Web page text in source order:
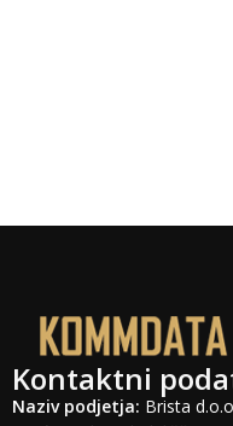
Kontaktni
Naziv podjetja: Brista